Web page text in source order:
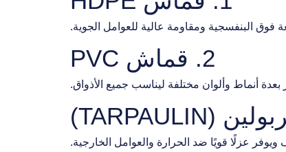
فوق البنفسجية ومقاومة عالية للعوامل الجوية.
2. قماش PVC
بعدة أنماط وألوان مختلفة ليناسب جميع الأذواق.
عزلًا قويًا ضد الحرارة والعوامل الخارجية.